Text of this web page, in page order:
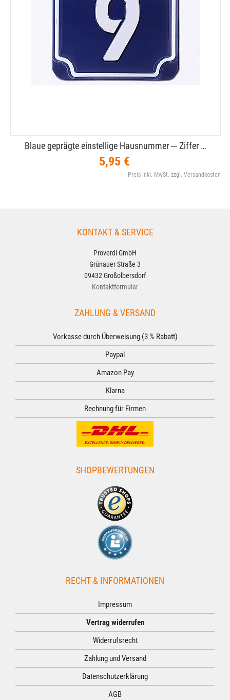
Blaue geprägte einstellige Hausnummer --​- Ziffer …
5,95 €
Preis inkl. MwSt. zzgl. Versandkosten
KONTAKT & SERVICE
Proverdi GmbH
Grünauer Straße 3
09432 Großolbersdorf
Kontaktformular
ZAHLUNG & VERSAND
Vorkasse durch Überweisung (3 % Rabatt)
Paypal
Amazon Pay
Klarna
Rechnung für Firmen
SHOPBEWERTUNGEN
RECHT & INFORMATIONEN
Impressum
Vertrag widerrufen
Widerrufsrecht
Zahlung und Versand
Datenschutzerklärung
AGB